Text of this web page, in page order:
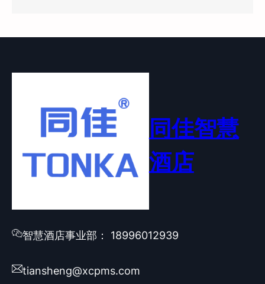
同佳智慧
酒店
智慧酒店事业部： 18996012939
tiansheng@xcpms.com